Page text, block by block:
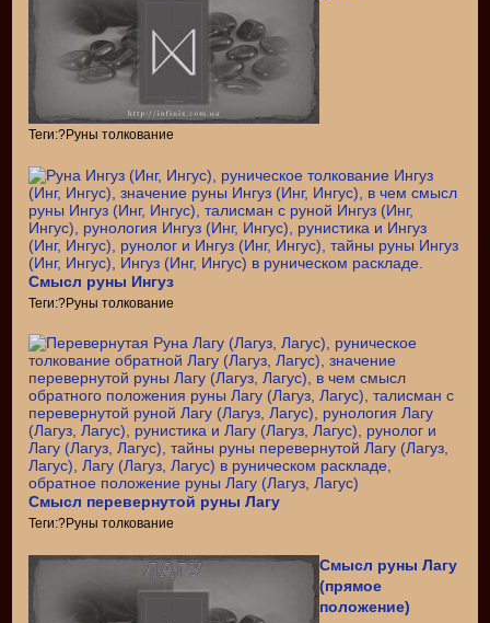
Теги:?Руны толкование
Смысл руны Ингуз
Теги:?Руны толкование
Смысл перевернутой руны Лагу
Теги:?Руны толкование
Смысл руны Лагу
(прямое
положение)